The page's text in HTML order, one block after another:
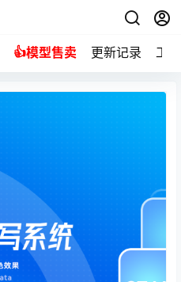
👍模型售卖 更新记录 工